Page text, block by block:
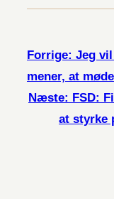
Forrige: Jeg
mener, at
Næste: FSD:
at styrke